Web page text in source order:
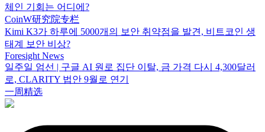
체인 기회는 어디에?
CoinW研究院专栏
Kimi K3가 하루에 5000개의 보안 취약점을 발견, 비트코인 생
태계 보안 비상?
Foresight News
일주일 엄선 | 구글 AI 원로 집단 이탈, 금 가격 다시 4,300달러
로, CLARITY 법안 9월로 연기
一周精选